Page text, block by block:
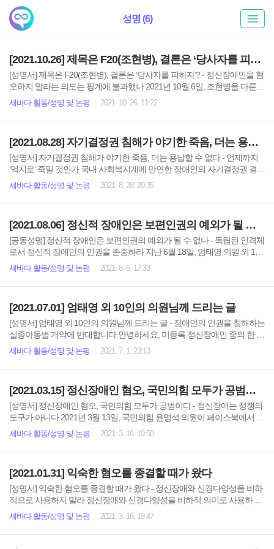
성명 (6)
[2021.10.26] 제목은 F20(조현병), 결론은 ‘당사자를 피하자’?
[성명서] 제목은 F20(조현병), 결론은 ‘당사자를 피하자’? - 정신장애인을 혐
오하지 말라는 의도는 핑계에 불과했나 2021년 10월 6일, 조현병을 다룬
영화 이 개봉됐다. 이 영화는 조현병 당사자인 아들을 둔 어머니가 조현병
에 대한 편견을 두려워한 나머지 극단적으로 타락해가는 이야기를 다뤘다.
유찬의 어머니 경화는 무릎을 꿇는다. 그리고 또 다른 조현병 당사자의 어
머니 애란은 유찬네 가족들로 인해 아들의 조현병이 밝혀질까봐 두려워하
며 끝내 범죄를 벌인다. 조현병 당사자를 범죄와 결부시키고 가족들에 대
세바다 활동/성명 및 논평 2021. 10. 26. 11:22
[2021.08.28] 자기결정권 침해가 야기한 죽음, 더는 용납할 수 없다
[성명서] 자기결정권 침해가 야기한 죽음, 더는 용납할 수 없다 - 언제까지
‘억지로’ 죽일 것인가 국내 사회복지계에 만연한 장애인의 자기결정권 결여
가 낳은 대참사가 일어났다. 2021년 8월 6일 낮 인천 연수구의 장애인보호
센터에서 자폐성 장애 1급인 故 장희원 씨가 숨졌다. 싫어하는 음식을 시설
했다. 장애 당사자에 대한 전문적 지식 부족과 자기결정권 침해가 한 생명
을 앗아갔다. 응급처치 또한 미숙한 대처를 보여줬으며, 이는 시설 내 응급
상황 시 필요한 가이드라인도 부재했다는 것을 보여준다. 이들은 장애인
세바다 활동/성명 및 논평 2021. 8. 28. 20:35
[2021.08.06] 정신적 장애인은 보편인권의 예외가 될 수 없다
[공동성명] 정신적 장애인은 보편인권의 예외가 될 수 없다 - 독립된 인격체
로서 정신적 장애인의 인권을 존중하라 지난 6월 18일, 엄태영 의원 외 10
인의 국민의힘 국회의원이 정부가 보호자의 신청을 받아 정신장애 당사자,
자폐 당사자, 지적장애 당사자에게 위치추적장치를 발부할 수 있도록 한다
휴대폰 등을 소지하지 않은 경우 (실종방지) 효과가 없다고 주장했고, 대표
발의자인 엄 의원은 “지적장애‧치매 등의 특성을 고려하여 실종 시 조기
발견이 가능한 맞춤형 대응체계 확립이 시급하다”라고 밝혔다. 법률안 회
세바다 활동/성명 및 논평 2021. 8. 6. 17:33
[2021.07.01] 엄태영 외 10인의 의원님께 드리는 글
[성명서] 엄태영 외 10인의 의원님께 드리는 글 - 장애인의 인권을 침해하는
실종아동법 개악에 반대합니다 안녕하세요, 미등록 정신장애인 중의 한 사
람으로서 이 글을 씁니다. 정신적 장애인의 실종 문제에 대해 깊은 관심을
갖고 대책을 마련하는 시도에는 정말 감사드립니다. 그러나 개정안을 살펴
되기보단 당사자의 인권을 후퇴시킬 수 있는 악법이 될 것이라 확신합니
다. 그 이유를 말씀드리겠습니다. 첫째, 정신적 장애인 당사자의 동의 없이
보호자(친권자)의 신청만으로 위치 추적 장치를 설치할 수 있도록 한 조항
세바다 활동/성명 및 논평 2021. 7. 1. 23:13
[2021.03.15] 정신장애인 혐오, 국민의힘 모두가 공범이다
[성명서] 정신장애인 혐오, 국민의힘 모두가 공범이다 - 정신장애는 정쟁의
도구가 아니다 2021년 3월 13일, 국민의힘 윤영석 의원이 페이스북에서 문
재인 대통령을 ‘감정조절 장애 걸린 대통령’으로 비하했다. 지난 2월에 국민
의힘 초선 의원들이 정부를 ‘집단적 조현병’이란 표현을 사용하여 원색적으
애인 혐오를 지적하지 않은 것은 국민의힘 구성원들과 지지자들이 여전히
반성하고 있지 않다는 것을 의미한다. 국민의힘은 지난 2월, 정신장애계의
절박한 호소에 사과로 응답했을 때의 다짐을 잊어버렸는가? 잊어버렸다면
세바다 활동/성명 및 논평 2021. 3. 16. 19:50
[2021.01.31] 익숙한 혐오를 종결할 때가 왔다
[성명서] 익숙한 혐오를 종결할 때가 왔다 - 정신장애와 신경다양성을 비하
적으로 사용하지 말라 정신장애와 신경다양성을 비하적 의미로 사용하는
사람들은 언론계에 늘 존재해왔다. 2021년 1월 30일 게재된 조선일보의 칼
럼도 그랬다. 바이라인조차 명확하지 않은 이 칼럼에서, 해당 필자는 국내
열적 행태’, ‘국가 자해 행위’라고 비난했다. 칼럼마다 혐오 발언을 넣는 조
세바다 활동/성명 및 논평 2021. 3. 16. 19:47